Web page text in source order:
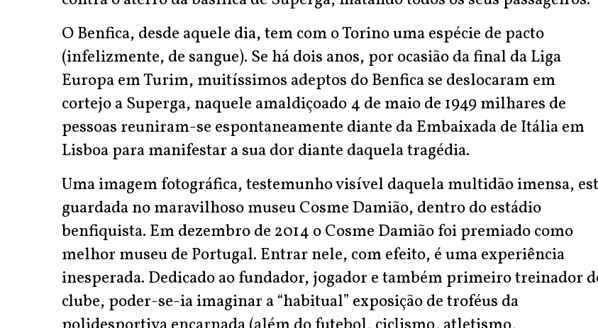
O Benfica, desde aquele dia, tem com o Torino uma espécie de pacto
(infelizmente, de sangue). Se há dois anos, por ocasião da final da Liga
Europa em Turim, muitíssimos adeptos do Benfica se deslocaram em
cortejo a Superga, naquele amaldiçoado 4 de maio de 1949 milhares de
pessoas reuniram-se espontaneamente diante da Embaixada de Itália em
Lisboa para manifestar a sua dor diante daquela tragédia.
Uma imagem fotográfica, testemunho visível daquela multidão imensa,
guardada no maravilhoso museu Cosme Damião, dentro do estádio
benfiquista. Em dezembro de 2014 o Cosme Damião foi premiado como
melhor museu de Portugal. Entrar nele, com efeito, é uma experiência
inesperada. Dedicado ao fundador, jogador e também primeiro treinador
clube, poder-se-ia imaginar a “habitual” exposição de troféus da